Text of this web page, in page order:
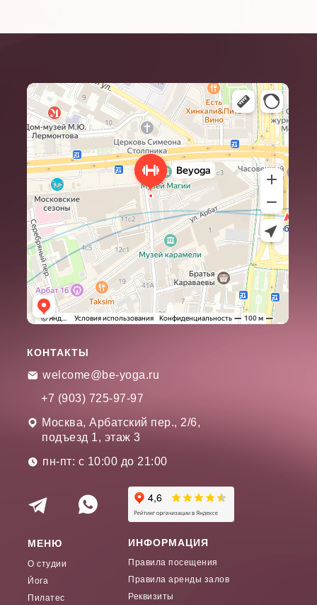
Реквизиты
Правила аренды залов
пн-пт: с 10:00 до 21:00
Москва, Арбатский пер., 2/6,
подъезд 1, этаж 3
welcome@be-yoga.ru
ИНФОРМАЦИЯ
КОНТАКТЫ
МЕНЮ
Правила посещения
Пилатес
Йога
О студии
+7 (903) 725-97-97
Beyoga